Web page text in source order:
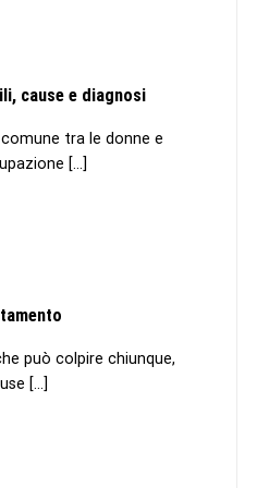
cause e diagnosi
tra le donne e
[...]
può colpire chiunque,
[...]